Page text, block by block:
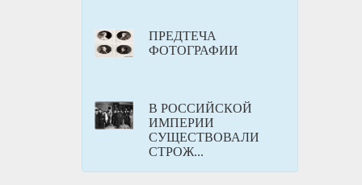
ПРЕДТЕЧА
ФОТОГРАФИИ
В РОССИЙСКОЙ
ИМПЕРИИ
СУЩЕСТВОВАЛИ
СТРОЖ...